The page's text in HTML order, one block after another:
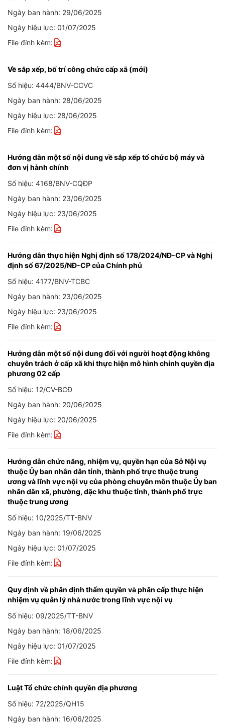
Ngày ban hành: 29/06/2025
Ngày hiệu lực: 01/07/2025
File đính kèm:
Về sắp xếp, bố trí công chức cấp xã (mới)
Số hiệu: 4444/BNV-CCVC
Ngày ban hành: 28/06/2025
Ngày hiệu lực: 28/06/2025
File đính kèm:
Hướng dẫn một số nội dung về sắp xếp tổ chức bộ máy và
đơn vị hành chính
Số hiệu: 4168/BNV-CQĐP
Ngày ban hành: 23/06/2025
Ngày hiệu lực: 23/06/2025
File đính kèm:
Hướng dẫn thực hiện Nghị định số 178/2024/NĐ-CP và Nghị
định số 67/2025/NĐ-CP của Chính phủ
Số hiệu: 4177/BNV-TCBC
Ngày ban hành: 23/06/2025
Ngày hiệu lực: 23/06/2025
File đính kèm:
Hướng dẫn một số nội dung đối với người hoạt động không
chuyên trách ở cấp xã khi thực hiện mô hình chính quyền địa
phương 02 cấp
Số hiệu: 12/CV-BCĐ
Ngày ban hành: 20/06/2025
Ngày hiệu lực: 20/06/2025
File đính kèm:
Hướng dẫn chức năng, nhiệm vụ, quyền hạn của Sở Nội vụ
thuộc Ủy ban nhân dân tỉnh, thành phố trực thuộc trung
ương và lĩnh vực nội vụ của phòng chuyên môn thuộc Ủy ban
nhân dân xã, phường, đặc khu thuộc tỉnh, thành phố trực
thuộc trung ương
Số hiệu: 10/2025/TT-BNV
Ngày ban hành: 19/06/2025
Ngày hiệu lực: 01/07/2025
File đính kèm:
Quy định về phân định thẩm quyền và phân cấp thực hiện
nhiệm vụ quản lý nhà nước trong lĩnh vực nội vụ
Số hiệu: 09/2025/TT-BNV
Ngày ban hành: 18/06/2025
Ngày hiệu lực: 01/07/2025
File đính kèm:
Luật Tổ chức chính quyền địa phương
Số hiệu: 72/2025/QH15
Ngày ban hành: 16/06/2025